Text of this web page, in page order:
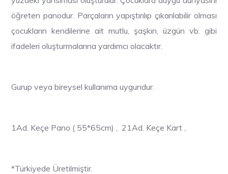
öğreten panodur. Parçaların yapıştırılıp çıkarılabilir olması
çocukların kendilerine ait mutlu, şaşkın, üzgün vb. gibi
ifadeleri oluşturmalarına yardımcı olacaktır.
Gurup veya bireysel kullanıma uygundur.
1Ad. Keçe Pano ( 55*65cm) , 21Ad. Keçe Kart ,
*Türkiyede Üretilmiştir.